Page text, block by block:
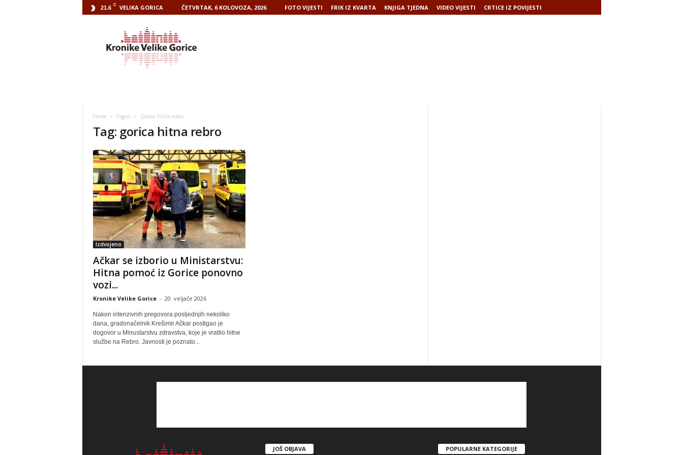
21.6 C VELIKA GORICA ČETVRTAK, 6 KOLOVOZA, 2026 FOTO VIJESTI FRIK IZ KVARTA KNJIGA TJEDNA VIDEO VIJESTI CRTICE IZ POVIJESTI
Home Tagovi Gorica hitna rebro
Tag: gorica hitna rebro
Izdvojeno
Ačkar se izborio u Ministarstvu:
Hitna pomoć iz Gorice ponovno
vozi...
Kronike Velike Gorice - 20. veljače 2026
Nakon intenzivnih pregovora posljednjih nekoliko
dana, gradonačelnik Krešimir Ačkar postigao je
dogovor u Minustarstvu zdravstva, koje je vratilo hitne
službe na Rebro. Javnosti je poznato...
JOŠ OBJAVA POPULARNE KATEGORIJE